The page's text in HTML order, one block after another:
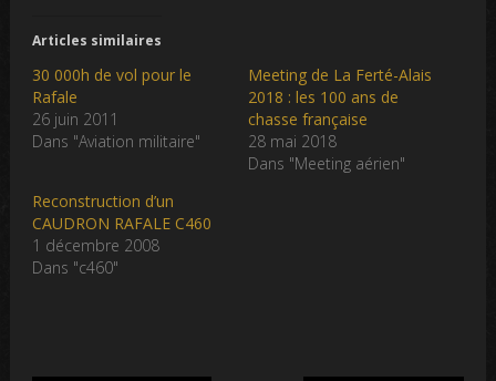
Articles similaires
30 000h de vol pour le
Rafale
26 juin 2011
Dans "Aviation militaire"
Meeting de La Ferté-Alais
2018 : les 100 ans de
chasse française
28 mai 2018
Dans "Meeting aérien"
Reconstruction d’un
CAUDRON RAFALE C460
1 décembre 2008
Dans "c460"